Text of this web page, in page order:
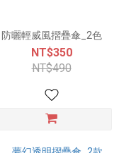
防曬輕威風摺疊傘_2色
NT$350
NT$490